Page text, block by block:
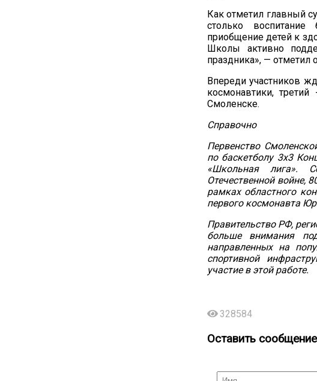
Как отметил главный
столько
приобщение детей к
Школы активно
праздника», — отметил
Впереди участников
космонавтики,
Смоленске.
Справочно
Первенство
по баскетболу 3х3
«Школьная лига».
Отечественной войне,
рамках областного
первого космонавта
Правительство РФ,
больше внимания
направленных на
спортивной
участие в этой работе.
328584
Оставить